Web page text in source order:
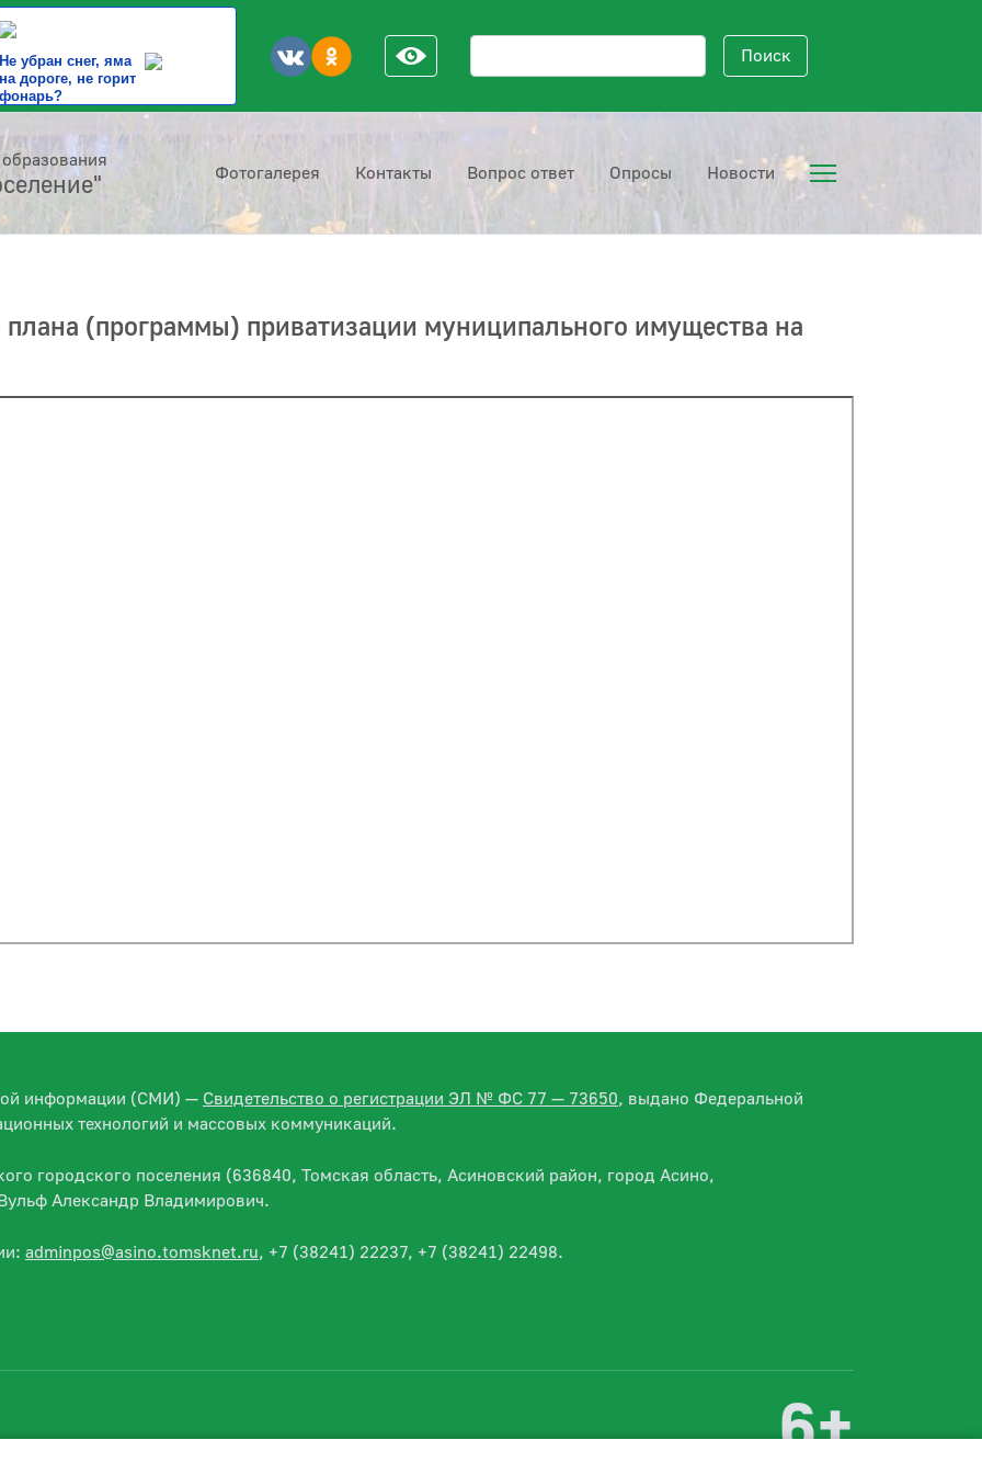
Не убран снег, яма
на дороге, не горит
фонарь?
Поисковый запрос Поиск
Фотогалерея Контакты Вопрос ответ Опросы Новости
(программы) приватизации муниципального имущества на
информации (СМИ) — Свидетельство о регистрации ЭЛ № ФС 77 — 73650, выдано Федеральной
технологий и массовых коммуникаций.
городского поселения (636840, Томская область, Асиновский район, город Асино,
Александр Владимирович.
adminpos@asino.tomsknet.ru, +7 (38241) 22237, +7 (38241) 22498.
6+